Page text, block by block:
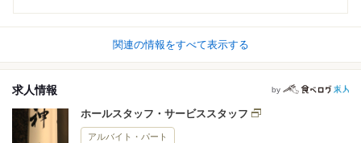
関連の情報をすべて表示する
求人情報 by
ホールスタッフ・サービススタッフ
アルバイト・パート